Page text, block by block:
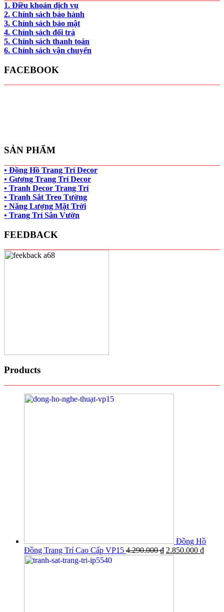
1. Điều khoản dịch vụ
2. Chính sách bảo hành
3. Chính sách bảo mật
4. Chính sách đổi trả
5. Chính sách thanh toán
6. Chính sách vận chuyển
FACEBOOK
SẢN PHẨM
• Đồng Hồ Trang Trí Decor
• Gương Trang Trí Decor
• Tranh Decor Trang Trí
• Tranh Sắt Treo Tường
• Năng Lượng Mặt Trời
• Trang Trí Sân Vườn
FEEDBACK
Products
Đồng Hồ
Đồng Trang Trí Cao Cấp VP15 4.290.000₫ 2.850.000 ₫